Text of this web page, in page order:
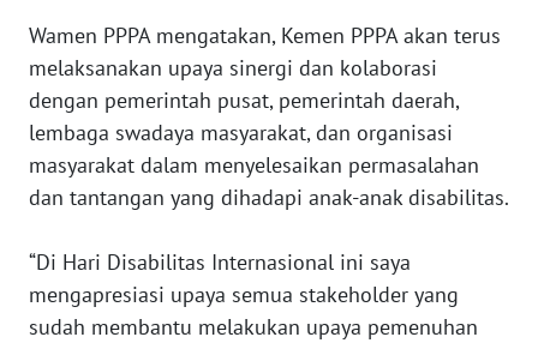
Wamen PPPA mengatakan, Kemen PPPA akan terus
melaksanakan upaya sinergi dan kolaborasi
dengan pemerintah pusat, pemerintah daerah,
lembaga swadaya masyarakat, dan organisasi
masyarakat dalam menyelesaikan permasalahan
dan tantangan yang dihadapi anak-anak disabilitas.
“Di Hari Disabilitas Internasional ini saya
mengapresiasi upaya semua stakeholder yang
sudah membantu melakukan upaya pemenuhan
KONTAK
KAMI
IKLAN
KAMI
PEDOMAN